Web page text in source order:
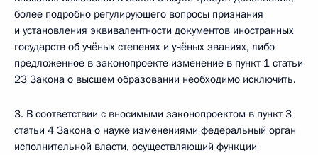
более подробно регулирующего вопросы признания
и установления эквивалентности документов иностранных
государств об учёных степенях и учёных званиях, либо
предложенное в законопроекте изменение в пункт 1 статьи
23 Закона о высшем образовании необходимо исключить.
3. В соответствии с вносимыми законопроектом в пункт 3
статьи 4 Закона о науке изменениями федеральный орган
исполнительной власти, осуществляющий функции